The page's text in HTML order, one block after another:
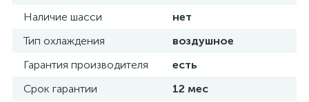
Наличие шасси
нет
Тип охлаждения
воздушное
Гарантия производителя
есть
Срок гарантии
12 мес